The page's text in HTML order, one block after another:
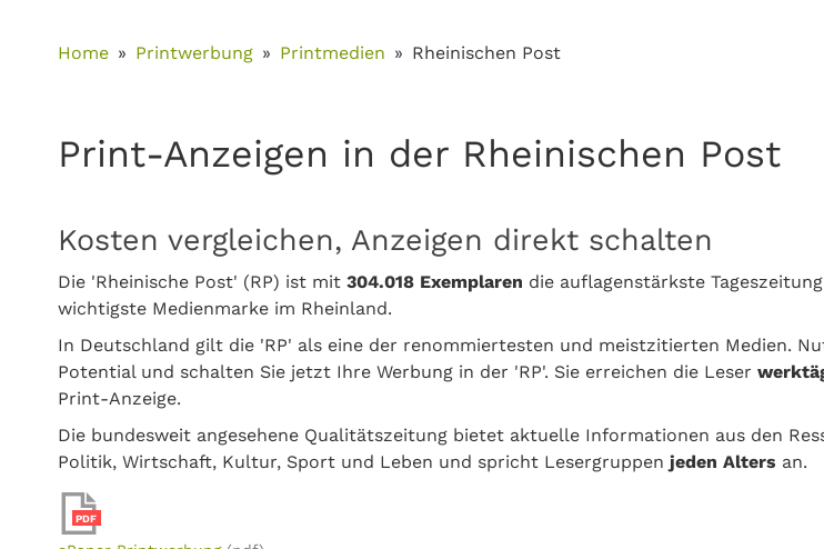
Home Printwerbung Printmedien Rheinischen Post
Print-Anzeigen in der Rheinischen Post
Kosten vergleichen, Anzeigen direkt schalten
Die 'Rheinische Post' (RP) ist mit 304.018 Exemplaren die auflagenstärkste
wichtigste Medienmarke im Rheinland.
In Deutschland gilt die 'RP' als eine der renommiertesten und meistzitierten Medien.
Potential und schalten Sie jetzt Ihre Werbung in der 'RP'. Sie erreichen die Leser
Print-Anzeige.
Die bundesweit angesehene Qualitätszeitung bietet aktuelle Informationen aus den
Politik, Wirtschaft, Kultur, Sport und Leben und spricht Lesergruppen jeden Alters an.
PDF